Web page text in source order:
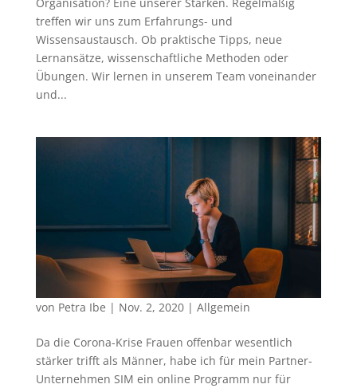
treffen wir uns zum Erfahrungs- und
Wissensaustausch. Ob praktische Tipps, neue
Lernansätze, wissenschaftliche Methoden oder
Übungen. Wir lernen in unserem Team voneinander
und...
von Petra Ibe | Nov. 2, 2020| Allgemein
Da die Corona-Krise Frauen offenbar wesentlich
stärker trifft als Männer, habe ich für mein Partner-
Unternehmen SIM ein online Programm nur für